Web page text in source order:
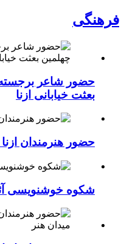
فرهنگی
حضور شاعر
بعثت خیابانی ازنا
حضور هنرمندان
شکوه خوشنویسی